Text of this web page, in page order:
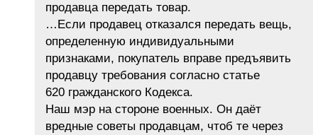
продавца передать товар.
…Если продавец отказался передать вещь,
определенную индивидуальными
признаками, покупатель вправе предъявить
продавцу требования согласно статье
620 гражданского Кодекса.
Наш мэр на стороне военных. Он даёт
вредные советы продавцам, чтоб те через